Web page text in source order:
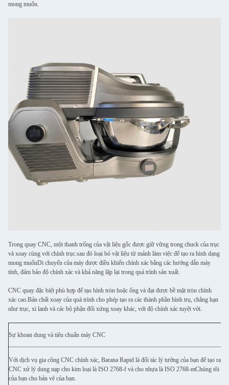
mong muốn.
Trong quay CNC, một thanh trống của vật liệu gốc được giữ vững trong chuck của trục
và xoay cùng với chính trục.sau đó loại bỏ vật liệu từ mảnh làm việc để tạo ra hình dạng
mong muốnDi chuyển của máy được điều khiển chính xác bằng các hướng dẫn máy
tính, đảm bảo độ chính xác và khả năng lặp lại trong quá trình sản xuất.
CNC quay đặc biệt phù hợp để tạo hình tròn hoặc ống và đạt được bề mặt tròn chính
xác cao.Bản chất xoay của quá trình cho phép tạo ra các thành phần hình trụ, chẳng hạn
như trục, xi lanh và các bộ phận đối xứng xoay khác, với độ chính xác tuyệt vời.
Sự khoan dung và tiêu chuẩn máy CNC
Với dịch vụ gia công CNC chính xác, Barana Rapid là đối tác lý tưởng của bạn để tạo ra
CNC xử lý dung nạp cho kim loại là ISO 2768-f và cho nhựa là ISO 2768-mChúng tôi
của bạn cho bản vẽ của bạn.